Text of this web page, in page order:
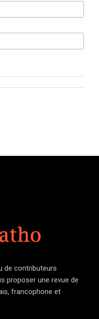
de contributeurs
proposer une revue de
francophone et